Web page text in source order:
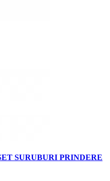
SURUBURI PRINDERE